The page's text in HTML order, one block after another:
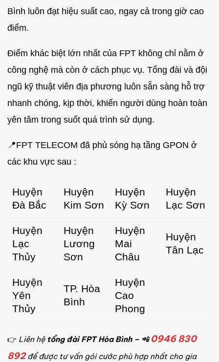
Bình luôn đạt hiệu suất cao, ngay cả trong giờ cao
điểm.
Điểm khác biệt lớn nhất của FPT không chỉ nằm ở
công nghệ mà còn ở cách phục vụ. Tổng đài và đội
ngũ kỹ thuật viên địa phương luôn sẵn sàng hỗ trợ
nhanh chóng, kịp thời, khiến người dùng hoàn toàn
yên tâm trong suốt quá trình sử dụng.
📍FPT TELECOM đã phủ sóng hạ tầng GPON ở
các khu vực sau :
Huyện
Đà Bắc
Huyện
Kim Sơn
Huyện
Kỳ Sơn
Huyện
Lạc Sơn
Huyện
Lạc
Thủy
Huyện
Lương
Sơn
Huyện
Mai
Châu
Huyện
Tân Lạc
Huyện
Yên
Thủy
TP. Hòa
Bình
Huyện
Cao
Phong
👉 Liên hệ tổng đài FPT Hòa Bình – 📲0946 830
892để được tư vấn gói cước phù hợp nhất cho gia